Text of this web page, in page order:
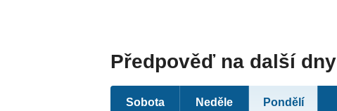
Předpověď na další dny
Sobota Neděle Pondělí